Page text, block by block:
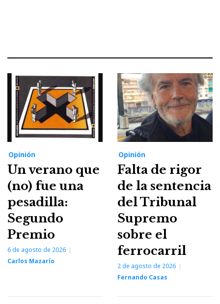
Opinión
Un verano que
(no) fue una
pesadilla:
Segundo
Premio
6 de agosto de 2026
Carlos Mazarío
Opinión
Falta de rigor
de la sentencia
del Tribunal
Supremo
sobre el
ferrocarril
2 de agosto de 2026
Fernando Casas